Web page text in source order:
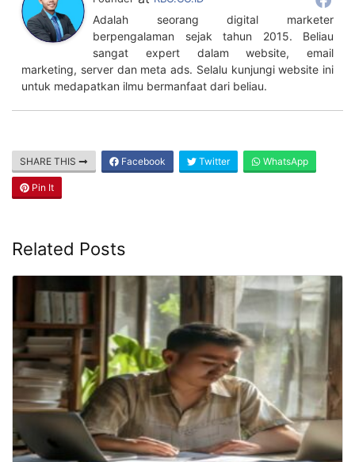
Adalah seorang digital marketer
berpengalaman sejak tahun 2015. Beliau
sangat expert dalam website, email
marketing, server dan meta ads. Selalu kunjungi website ini
untuk medapatkan ilmu bermanfaat dari beliau.
SHARE THIS Facebook Twitter WhatsApp
Pin It
Related Posts